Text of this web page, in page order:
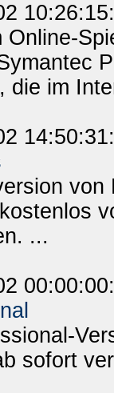
Online-
die im
von
...
sofort